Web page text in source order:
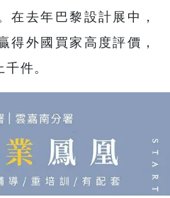
在去年巴黎設計展中，
得外國買家高度評價，
件。